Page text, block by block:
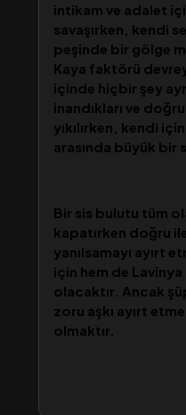
intikam ve adalet
savaşırken, kendi
peşinde bir gölge
Kaya faktörü
içinde hiçbir şey
inandıkları ve
yıkılırken, kendi
arasında büyük bir
Bir sis bulutu tüm
kapatırken doğru
yanılsamayı ayırt
için hem de
olacaktır. Ancak
zoru aşkı ayırt
olmaktır.